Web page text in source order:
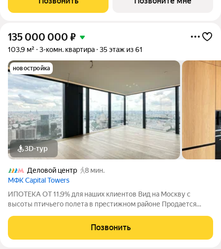
жилом комплексе «Начало» от
135 000 000 ₽
103,9 м² 3-комн. квартира 35 этаж из 61
новостройка
3D-тур
Деловой центр
8 мин.
МФК Capital Towers
ИПОТЕКА ОТ 11,9% для наших клиентов Вид на Москву с
высоты птичьего полета в престижном районе Продается
Краснопресненской набережной. Общая площадь 103,9
квадратных метра, 35 этаж из 61. О
Позвонить